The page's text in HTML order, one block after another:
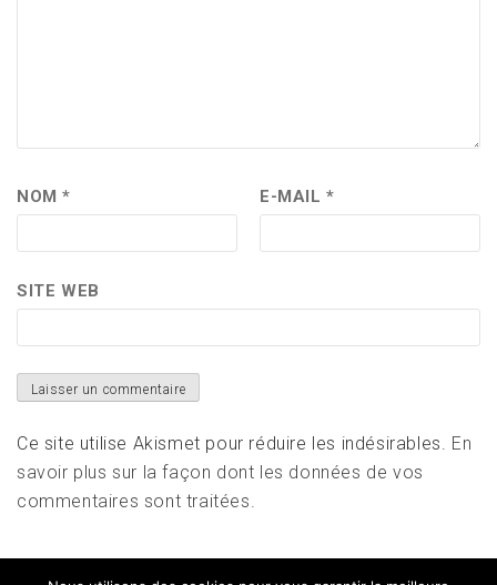
NOM* E-MAIL*
SITE WEB
Ce site utilise Akismet pour réduire les indésirables. En
savoir plus sur la façon dont les données de vos
commentaires sont traitées